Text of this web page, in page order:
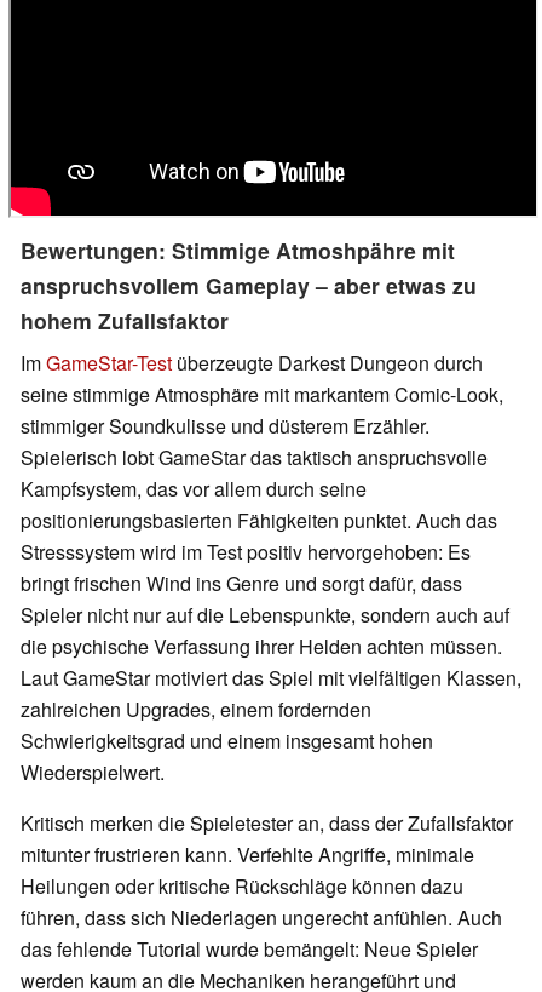
Bewertungen: Stimmige Atmoshpähre mit
anspruchsvollem Gameplay – aber etwas zu
hohem Zufallsfaktor
ImGameStar-Test überzeugte Darkest Dungeon durch
seine stimmige Atmosphäre mit markantem Comic-Look,
stimmiger Soundkulisse und düsterem Erzähler.
Spielerisch lobt GameStar das taktisch anspruchsvolle
Kampfsystem, das vor allem durch seine
positionierungsbasierten Fähigkeiten punktet. Auch das
Stresssystem wird im Test positiv hervorgehoben: Es
bringt frischen Wind ins Genre und sorgt dafür, dass
Spieler nicht nur auf die Lebenspunkte, sondern auch auf
die psychische Verfassung ihrer Helden achten müssen.
Laut GameStar motiviert das Spiel mit vielfältigen Klassen,
zahlreichen Upgrades, einem fordernden
Schwierigkeitsgrad und einem insgesamt hohen
Wiederspielwert.
Kritisch merken die Spieletester an, dass der Zufallsfaktor
mitunter frustrieren kann. Verfehlte Angriffe, minimale
Heilungen oder kritische Rückschläge können dazu
führen, dass sich Niederlagen ungerecht anfühlen. Auch
das fehlende Tutorial wurde bemängelt: Neue Spieler
werden kaum an die Mechaniken herangeführt und